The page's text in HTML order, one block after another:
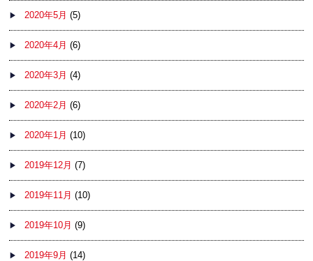
2020年5月 (5)
2020年4月 (6)
2020年3月 (4)
2020年2月 (6)
2020年1月 (10)
2019年12月 (7)
2019年11月 (10)
2019年10月 (9)
2019年9月 (14)